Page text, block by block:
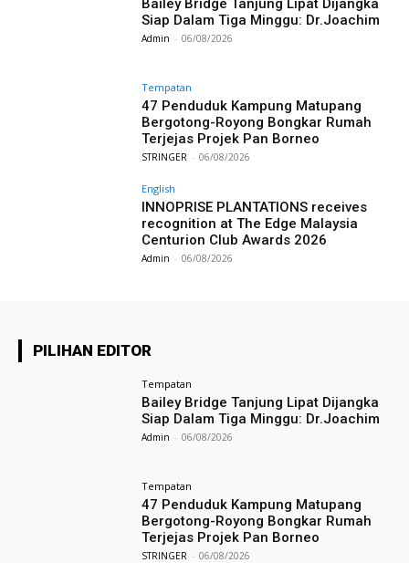
Bailey Bridge Tanjung Lipat Dijangka
Siap Dalam Tiga Minggu: Dr.Joachim
Admin - 06/08/2026
Tempatan
47 Penduduk Kampung Matupang
Bergotong-Royong Bongkar Rumah
Terjejas Projek Pan Borneo
STRINGER - 06/08/2026
English
INNOPRISE PLANTATIONS receives
recognition at The Edge Malaysia
Centurion Club Awards 2026
Admin - 06/08/2026
PILIHAN EDITOR
Tempatan
Bailey Bridge Tanjung Lipat Dijangka
Siap Dalam Tiga Minggu: Dr.Joachim
Admin - 06/08/2026
Tempatan
47 Penduduk Kampung Matupang
Bergotong-Royong Bongkar Rumah
Terjejas Projek Pan Borneo
STRINGER - 06/08/2026